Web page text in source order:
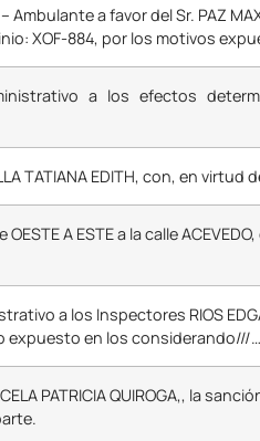
Ambulante a favor del Sr. PAZ
XOF-884, por los motivos
a los efectos
TATIANA EDITH, con, en
A ESTE a la calle
a los Inspectores RIOS
expuesto en los considerando///…
PATRICIA QUIROGA,, la